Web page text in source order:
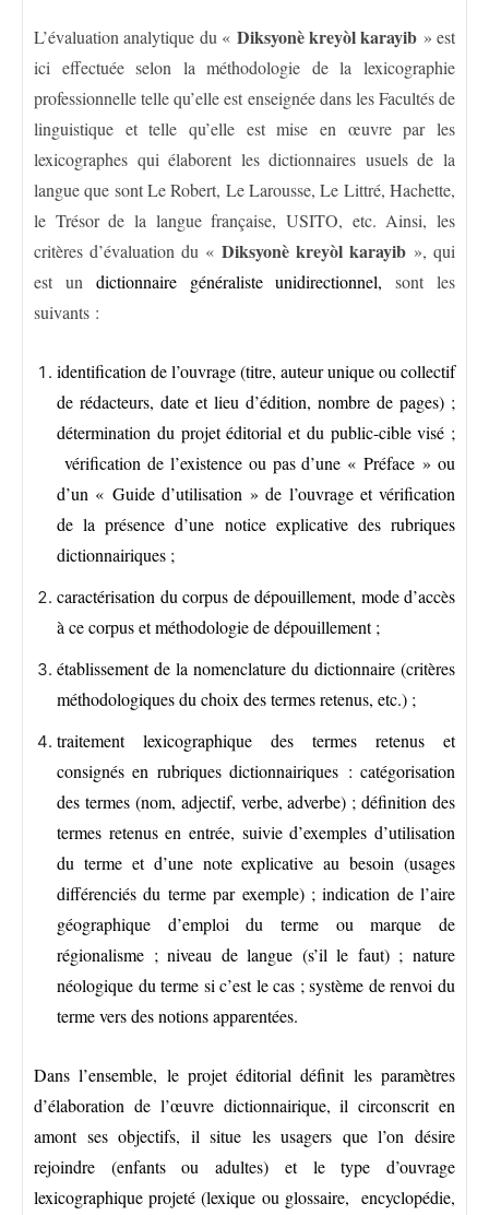
L’évaluation analytique du « Diksyonè kreyòl karayib » est
ici effectuée selon la méthodologie de la lexicographie
professionnelle telle qu’elle est enseignée dans les Facultés de
linguistique et telle qu’elle est mise en œuvre par les
lexicographes qui élaborent les dictionnaires usuels de la
langue que sont Le Robert, Le Larousse, Le Littré, Hachette,
le Trésor de la langue française, USITO, etc. Ainsi, les
critères d’évaluation du « Diksyonè kreyòl karayib », qui
est un dictionnaire généraliste unidirectionnel, sont les
suivants :
identification de l’ouvrage (titre, auteur unique ou collectif
de rédacteurs, date et lieu d’édition, nombre de pages) ;
détermination du projet éditorial et du public-cible visé ;
vérification de l’existence ou pas d’une « Préface » ou
d’un « Guide d’utilisation » de l’ouvrage et vérification
de la présence d’une notice explicative des rubriques
dictionnairiques ;
caractérisation du corpus de dépouillement, mode d’accès
à ce corpus et méthodologie de dépouillement ;
établissement de la nomenclature du dictionnaire (critères
méthodologiques du choix des termes retenus, etc.) ;
traitement lexicographique des termes retenus et
consignés en rubriques dictionnairiques : catégorisation
des termes (nom, adjectif, verbe, adverbe) ; définition des
termes retenus en entrée, suivie d’exemples d’utilisation
du terme et d’une note explicative au besoin (usages
différenciés du terme par exemple) ; indication de l’aire
géographique d’emploi du terme ou marque de
régionalisme ; niveau de langue (s’il le faut) ; nature
néologique du terme si c’est le cas ; système de renvoi du
terme vers des notions apparentées.
Dans l’ensemble, le projet éditorial définit les paramètres
d’élaboration de l’œuvre dictionnairique, il circonscrit en
amont ses objectifs, il situe les usagers que l’on désire
rejoindre (enfants ou adultes) et le type d’ouvrage
lexicographique projeté (lexique ou glossaire, encyclopédie,